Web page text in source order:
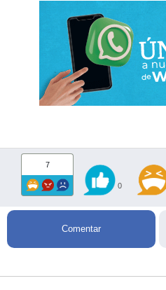
7
0
Comentar